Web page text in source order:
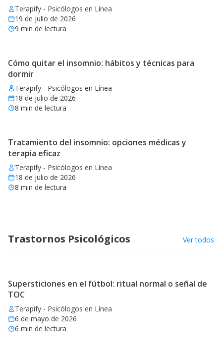
Terapify - Psicólogos en Línea
19 de julio de 2026
9 min de lectura
Cómo quitar el insomnio: hábitos y técnicas para
dormir
Terapify - Psicólogos en Línea
18 de julio de 2026
8 min de lectura
Tratamiento del insomnio: opciones médicas y
terapia eficaz
Terapify - Psicólogos en Línea
18 de julio de 2026
8 min de lectura
Trastornos Psicológicos Ver todos
Supersticiones en el fútbol: ritual normal o señal de
TOC
Terapify - Psicólogos en Línea
6 de mayo de 2026
6 min de lectura